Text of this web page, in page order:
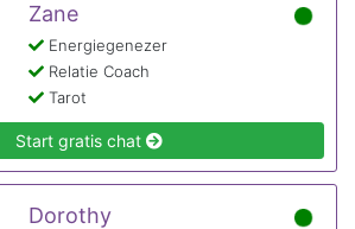
Zane
Energiegenezer
Relatie Coach
Tarot
Start gratis chat
Dorothy